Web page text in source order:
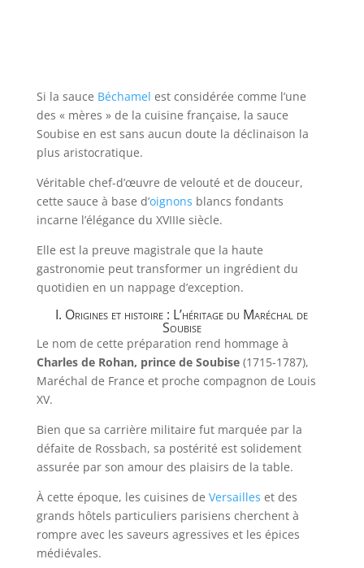
Si la sauce Béchamel est considérée comme l’une
des « mères » de la cuisine française, la sauce
Soubise en est sans aucun doute la déclinaison la
plus aristocratique.
Véritable chef-d’œuvre de velouté et de douceur,
cette sauce à base d’oignons blancs fondants
incarne l’élégance du XVIIIe siècle.
Elle est la preuve magistrale que la haute
gastronomie peut transformer un ingrédient du
quotidien en un nappage d’exception.
I. Origines et histoire : L’héritage du Maréchal de
Soubise
Le nom de cette préparation rend hommage à
Charles de Rohan, prince de Soubise(1715-1787),
Maréchal de France et proche compagnon de Louis
XV.
Bien que sa carrière militaire fut marquée par la
défaite de Rossbach, sa postérité est solidement
assurée par son amour des plaisirs de la table.
À cette époque, les cuisines de Versailles et des
grands hôtels particuliers parisiens cherchent à
rompre avec les saveurs agressives et les épices
médiévales.